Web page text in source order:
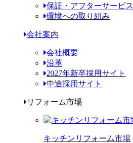
保証・アフターサービス
環境への取り組み
会社案内
会社概要
沿革
2027年新卒採用サイト
中途採用サイト
リフォーム市場
キッチンリフォーム市場